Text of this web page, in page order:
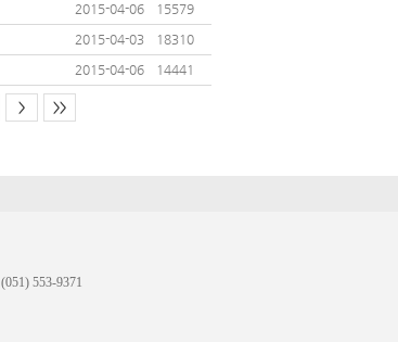
2015-04-06
15579
2015-04-03
18310
2015-04-06 14441
> >>
(051) 553-9371